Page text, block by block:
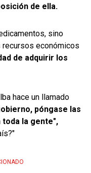
de ella.
sino
recursos económicos
de adquirir los
hace un llamado
póngase las
toda la gente",